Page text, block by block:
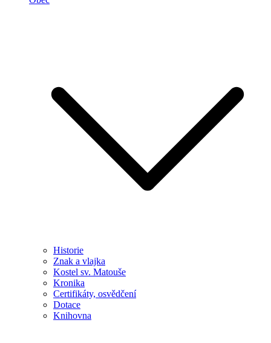
Historie
Znak a vlajka
Kostel sv. Matouše
Kronika
Certifikáty, osvědčení
Dotace
Knihovna